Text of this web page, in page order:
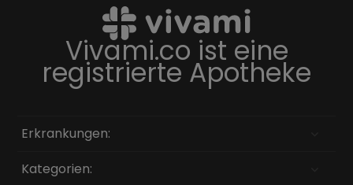
Vivami.co ist eine
registrierte Apotheke
Erkrankungen:
Kategorien: